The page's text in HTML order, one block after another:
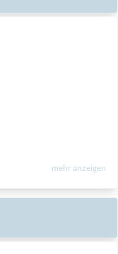
mehr anzeigen